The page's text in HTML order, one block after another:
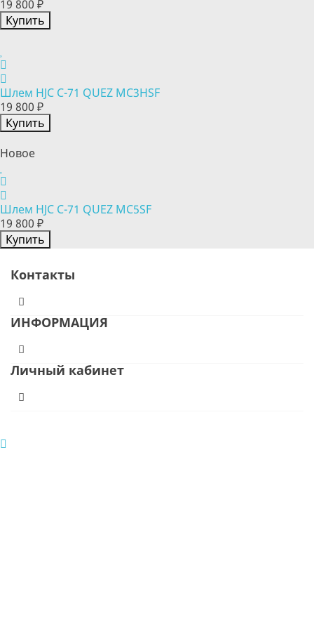
19 800 ₽
Купить
Шлем HJC C-71 QUEZ MC3HSF
19 800 ₽
Купить
Новое
Шлем HJC C-71 QUEZ MC5SF
19 800 ₽
Купить
Контакты
ИНФОРМАЦИЯ
Личный кабинет